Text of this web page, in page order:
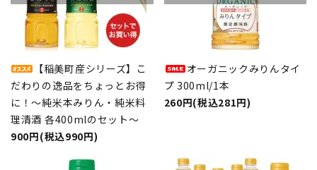
【稲美町産シリーズ】こ
だわりの逸品をちょっとお得
に！～純米本みりん・純米料
理清酒 各400mlのセット～
900円(税込990円)
オーガニックみりんタイ
プ 300ml/1本
260円(税込281円)